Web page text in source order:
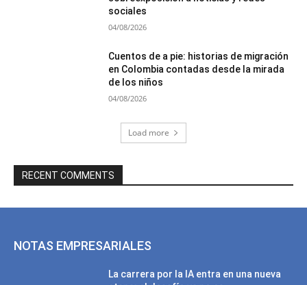
sociales
04/08/2026
Cuentos de a pie: historias de migración
en Colombia contadas desde la mirada
de los niños
04/08/2026
Load more
RECENT COMMENTS
NOTAS EMPRESARIALES
La carrera por la IA entra en una nueva